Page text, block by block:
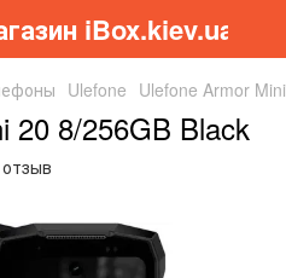
iBox.kiev.ua
Ulefone Ulefone Armor
20 8/256GB Black